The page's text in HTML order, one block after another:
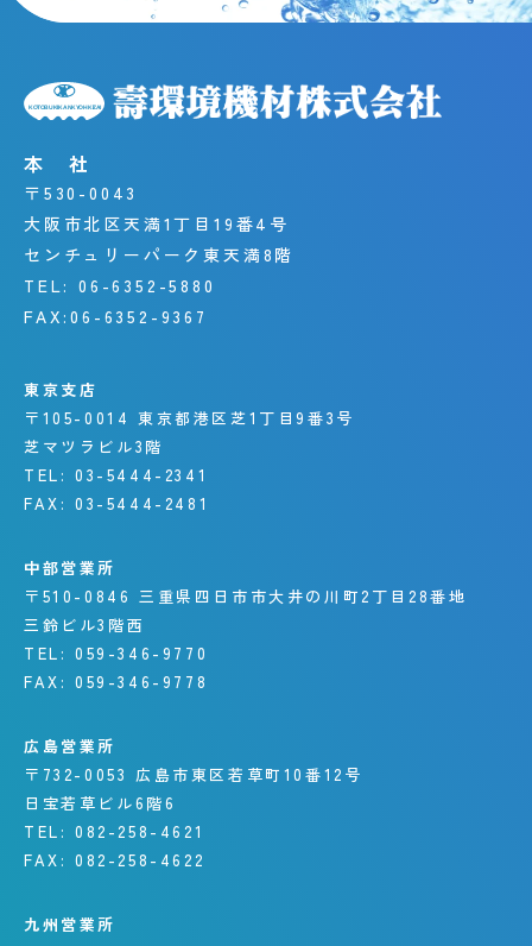
本 社
〒530-0043
大阪市北区天満1丁目19番4号
センチュリーパーク東天満8階
TEL: 06-6352-5880
FAX:06-6352-9367
東京支店
〒105-0014 東京都港区芝1丁目9番3号
芝マツラビル3階
TEL: 03-5444-2341
FAX: 03-5444-2481
中部営業所
〒510-0846 三重県四日市市大井の川町2丁目28番地
三鈴ビル3階西
TEL: 059-346-9770
FAX: 059-346-9778
広島営業所
〒732-0053 広島市東区若草町10番12号
日宝若草ビル6階6
TEL: 082-258-4621
FAX: 082-258-4622
九州営業所